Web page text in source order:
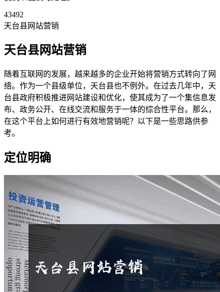
43492
天台县网站营销
天台县网站营销
随着互联网的发展，越来越多的企业开始将营销方式转向了网
络。作为一个县级单位，天台县也不例外。在过去几年中，天
台县政府积极推进网站建设和优化，使其成为了一个集信息发
布、政务公开、在线交流和服务于一体的综合性平台。那么，
在这个平台上如何进行有效地营销呢？以下是一些思路供参
考。
定位明确